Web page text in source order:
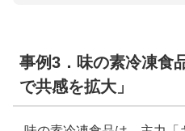
事例3．味の素冷凍食
で共感を拡大」